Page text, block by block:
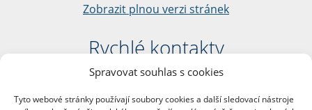
Spravovat souhlas s cookies
Tyto webové stránky používají soubory cookies a další sledovací nástroje
Zobrazit plnou verzi stránek
Rychlé kontakty
Filozofická fakulta
nám. Jana Palacha 1/2